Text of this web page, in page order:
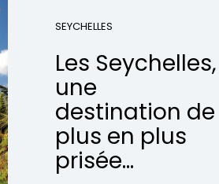
SEYCHELLES
Les Seychelles,
une
destination de
plus en plus
prisée...